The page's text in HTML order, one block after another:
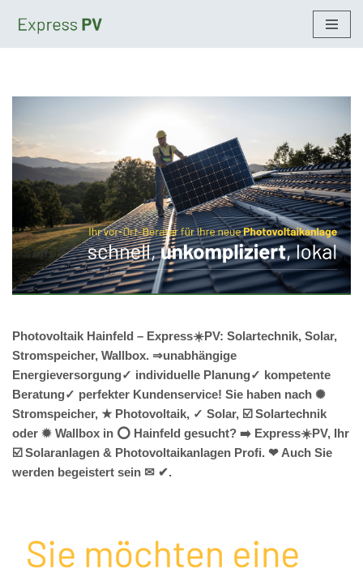
Photovoltaik Hainfeld – Express☀️PV️: Solartechnik, Solar,
Stromspeicher, Wallbox. ⇒unabhängige
Energieversorgung✓ individuelle Planung✓ kompetente
Beratung✓ perfekter Kundenservice! Sie haben nach ✺
Stromspeicher, ★ Photovoltaik, ✓ Solar, ☑️ Solartechnik
oder ✹ Wallbox in ⭕ Hainfeld gesucht? ➡️ Express☀️PV️, Ihr
☑️ Solaranlagen & Photovoltaikanlagen Profi. ❤ Auch Sie
werden begeistert sein ✉ ✔.